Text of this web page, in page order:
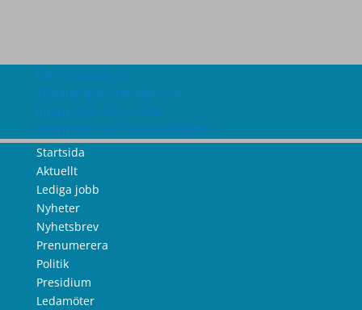
Om webbplatsen
Tillgänglighetsredogörelse
Information om cookies
Information om personuppgifter
Startsida
Aktuellt
Lediga jobb
Nyheter
Nyhetsbrev
Prenumerera
Politik
Presidium
Ledamöter